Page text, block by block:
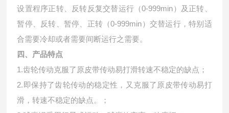
设置程序正转、反转反复交替运行（0-999min）及正转、
暂停、反转、暂停、正转（0-999min）交替运行，特别适
合需要冷却或者需要间断运行之需要。
四、产品特点
1.齿轮传动克服了原皮带传动易打滑转速不稳定的缺点；
2.即保持了齿轮传动的稳定性，又克服了原皮带传动易打
滑，转速不稳定的缺点。；